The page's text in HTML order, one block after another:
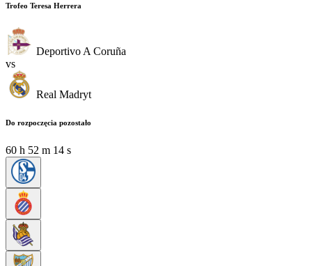
Trofeo Teresa Herrera
Deportivo A Coruña
vs
Real Madryt
Do rozpoczęcia pozostało
60 h 52 m 14 s